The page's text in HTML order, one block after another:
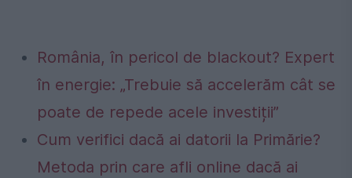
România, în pericol de blackout? Expert
în energie: „Trebuie să accelerăm cât se
poate de repede acele investiții”
Cum verifici dacă ai datorii la Primărie?
Metoda prin care afli online dacă ai